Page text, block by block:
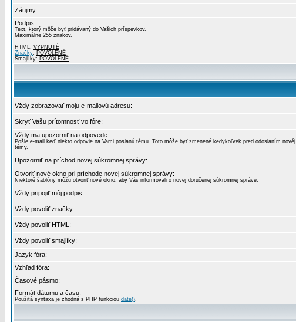
Záujmy:
Podpis:
Text, ktorý môže byť pridávaný do Vašich príspevkov.
Maximálne 255 znakov.
HTML: VYPNUTÉ
Značky: POVOLENÉ
Smajlíky: POVOLENÉ
Vždy zobrazovať moju e-mailovú adresu:
Skryť Vašu prítomnosť vo fóre:
Vždy ma upozorniť na odpovede:
Pošle e-mail keď niekto odpovie na Vami poslanú tému. Toto môže byť zmenené kedykoľvek pred odoslaním novéj
témy.
Upozorniť na príchod novej súkromnej správy:
Otvoriť nové okno pri príchode novej súkromnej správy:
Niektoré šablóny môžu otvoriť nové okno, aby Vás informovali o novej doručenej súkromnej správe.
Vždy pripojiť môj podpis:
Vždy povoliť značky:
Vždy povoliť HTML:
Vždy povoliť smajlíky:
Jazyk fóra:
Vzhľad fóra:
Časové pásmo:
Formát dátumu a času:
Použitá syntaxa je zhodná s PHP funkciou date().